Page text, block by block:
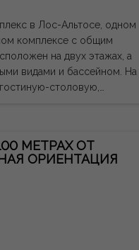
и всем услугам.
своим отличным
Коста-Бланки.
постоянного
в Лос-Альтосе, одном
комплексе с общим
видами и бассейном. На
столовую,
спальнях, прямой доступ с
всего в нескольких
так и для отдыха или
МЕТРАХ ОТ
ОРИЕНТАЦИЯ